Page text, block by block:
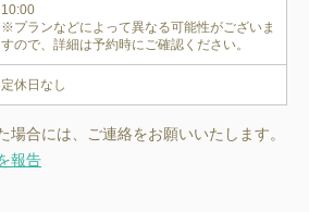
10:00
※プランなどによって異なる可能性がございま
すので、詳細は予約時にご確認ください。
定休日なし
場合には、ご連絡をお願いいたします。
報告